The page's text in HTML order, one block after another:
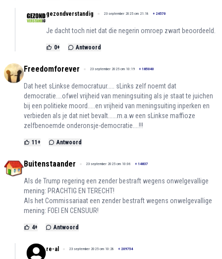
gezondverstandig 23 september 2025 om 21:18 + 24570
Je dacht toch niet dat die negerin omroep zwart beoordeeld.
0+ Antwoord
Freedomforever 23 september 2025 om 10:19 + 185040
Dat heet sLinkse democratuur..... sLinks zelf noemt dat
democratie....ofwel vrijheid van meningsuiting als je staat te juichen
bij een politieke moord.....en vrijheid van meningsuiting inperken en
verbieden als je dat niet bevalt......m.a.w een sLinkse maffioze
zelfbenoemde onderonsje-democratie....!!!
11+ Antwoord
Buitenstaander 23 september 2025 om 10:06 + 14837
Als de Trump regering een zender bestraft wegens onwelgevallige
mening: PRACHTIG EN TERECHT!
Als het Commissariaat een zender bestraft wegens onwelgevallige
mening: FOEI EN CENSUUR!
4+ Antwoord
re-al 23 september 2025 om 10:28 + 209754